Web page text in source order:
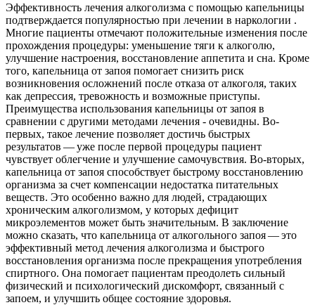
Эффективность лечения алкоголизма с помощью капельницы
подтверждается популярностью при лечении в наркологии .
Многие пациенты отмечают положительные изменения после
прохождения процедуры: уменьшение тяги к алкоголю,
улучшение настроения, восстановление аппетита и сна. Кроме
того, капельница от запоя помогает снизить риск
возникновения осложнений после отказа от алкоголя, таких
как депрессия, тревожность и возможные приступы.
Преимущества использования капельницы от запоя в
сравнении с другими методами лечения - очевидны. Во-
первых, такое лечение позволяет достичь быстрых
результатов — уже после первой процедуры пациент
чувствует облегчение и улучшение самочувствия. Во-вторых,
капельница от запоя способствует быстрому восстановлению
организма за счет компенсации недостатка питательных
веществ. Это особенно важно для людей, страдающих
хроническим алкоголизмом, у которых дефицит
микроэлементов может быть значительным. В заключение
можно сказать, что капельница от алкогольного запоя — это
эффективный метод лечения алкоголизма и быстрого
восстановления организма после прекращения употребления
спиртного. Она помогает пациентам преодолеть сильный
физический и психологический дискомфорт, связанный с
запоем, и улучшить общее состояние здоровья.